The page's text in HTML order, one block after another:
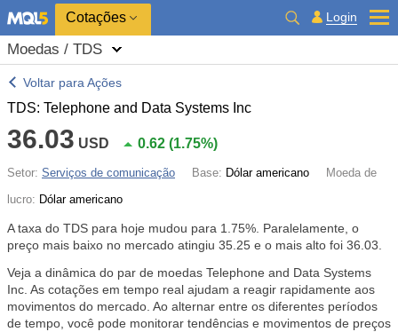
Cotações Login
Moedas / TDS
Voltar para Ações
TDS: Telephone and Data Systems Inc
36.03 USD 0.62 (1.75%)
Setor: Serviços de comunicação Base: Dólar americano
Moeda de
lucro: Dólar americano
A taxa do TDS para hoje mudou para 1.75% . Paralelamente, o
preço mais baixo no mercado atingiu 35.25 e o mais alto foi 36.03.
Veja a dinâmica do par de moedas Telephone and Data Systems
Inc. As cotações em tempo real ajudam a reagir rapidamente aos
movimentos do mercado. Ao alternar entre os diferentes períodos
de tempo, você pode monitorar tendências e movimentos de preços